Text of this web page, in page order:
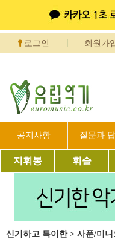
로그인 회원가
공지사항 질문과
지휘봉 휘슬
신기하고 특이한> 사푼/미